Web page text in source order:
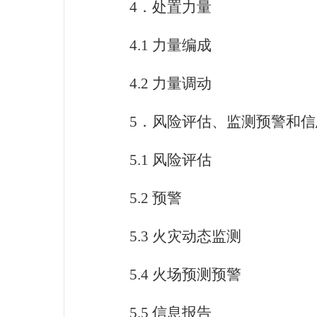
4．处置力量
4.1 力量编成
4.2 力量调动
5 ．风险评估、监测预警和
5.1 风险评估
5.2 预警
5.3 火灾动态监测
5.4 火场预测预警
5.5 信息报告